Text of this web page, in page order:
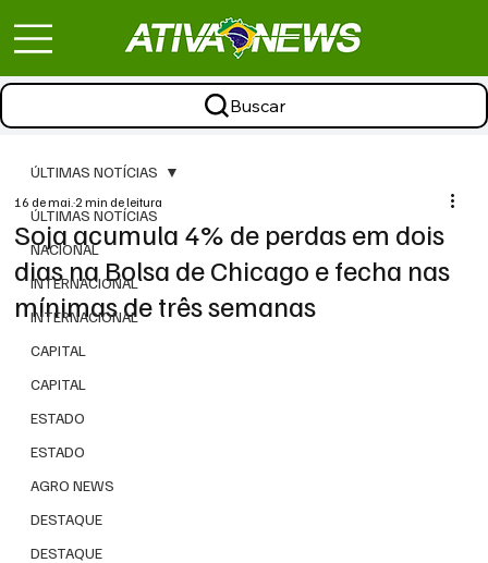
Buscar
ÚLTIMAS NOTÍCIAS
NACIONAL
INTERNACIONAL
INTERNACIONAL
CAPITAL
CAPITAL
ESTADO
ESTADO
AGRO NEWS
DESTAQUE
DESTAQUE
ÚLTIMAS NOTÍCIAS
Soja acumula 4% de perdas em dois
dias na Bolsa de Chicago e fecha nas
mínimas de três semanas
16 de mai.2 min de leitura